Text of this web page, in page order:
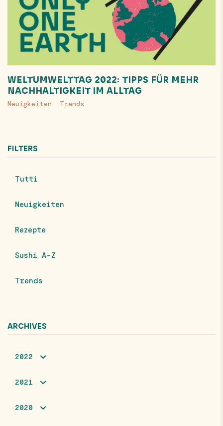
WELTUMWELTTAG 2022: TIPPS FÜR MEHR
NACHHALTIGKEIT IM ALLTAG
Neuigkeiten Trends
FILTERS
Tutti
Neuigkeiten
Rezepte
Sushi A-Z
Trends
ARCHIVES
2022
2021
2020